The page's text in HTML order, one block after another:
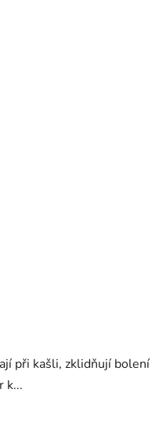
při kašli, zklidňují bolení
k...